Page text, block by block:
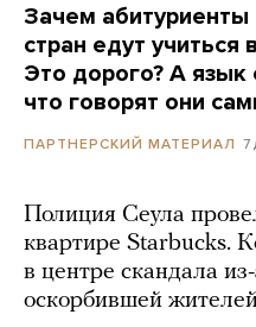
Зачем абитуриенты
стран едут
Это дорого? А язык
что говорят они
ПАРТНЕРСКИЙ МАТЕРИАЛ 7
Полиция Сеула
квартире Starbucks.
в центре скандала
оскорбившей